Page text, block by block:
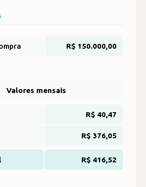
R$ 150.000,00
Valores mensais
R$ 40,47
R$ 376,05
R$ 416,52